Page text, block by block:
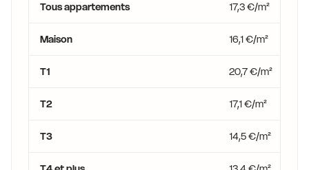
Tous appartements 17,3 €/m²
Maison 16,1 €/m²
T1 20,7 €/m²
T2 17,1 €/m²
T3 14,5 €/m²